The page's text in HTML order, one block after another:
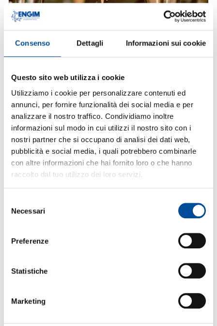
Consenso Dettagli Informazioni sui cookie
Questo sito web utilizza i cookie
Utilizziamo i cookie per personalizzare contenuti ed
annunci, per fornire funzionalità dei social media e per
analizzare il nostro traffico. Condividiamo inoltre
informazioni sul modo in cui utilizzi il nostro sito con i
nostri partner che si occupano di analisi dei dati web,
pubblicità e social media, i quali potrebbero combinarle
con altre informazioni che hai fornito loro o che hanno
raccolto dal tuo utilizzo dei loro servizi.
delNecessari
Preferenze
Statistiche
Marketing
LEGGI L'ARTICOLO